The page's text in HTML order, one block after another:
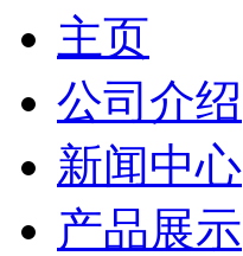
主页
公司介绍
新闻中心
产品展示